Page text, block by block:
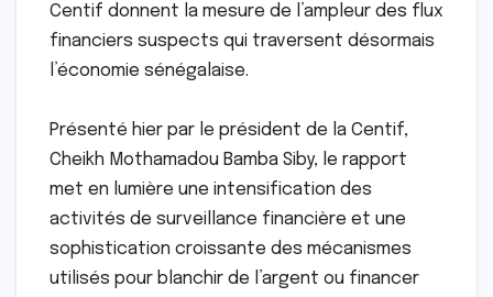
Centif donnent la mesure de l’ampleur des flux
financiers suspects qui traversent désormais
l’économie sénégalaise.
Présenté hier par le président de la Centif,
Cheikh Mothamadou Bamba Siby, le rapport
met en lumière une intensification des
activités de surveillance financière et une
sophistication croissante des mécanismes
utilisés pour blanchir de l’argent ou financer